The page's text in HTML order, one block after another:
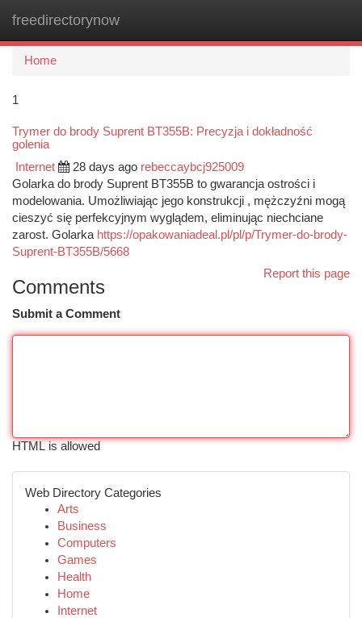
freedirectorynow
Home
1
Trymer do brody Suprent BT355B: Precyzja i dokładność
golenia
Internet 28 days ago rebeccaybcj925009
Golarka do brody Suprent BT355B to gwarancja ostrości i
modelowania. Umożliwiając jego konstrukcji , mężczyźni mogą
cieszyć się perfekcyjnym wyglądem, eliminując niechciane
zarost. Golarka https://opakowaniadeal.pl/pl/p/Trymer-do-brody-
Suprent-BT355B/5668
Report this page
Comments
Submit a Comment
HTML is allowed
Web Directory Categories
Arts
Business
Computers
Games
Health
Home
Internet